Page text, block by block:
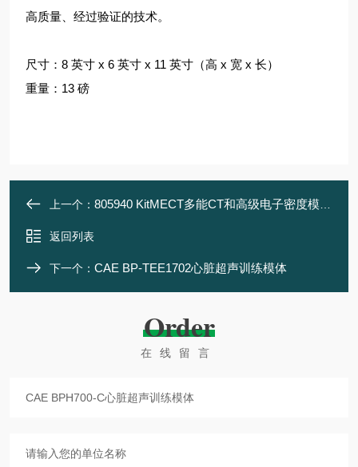
高质量、经过验证的技术。
尺寸：8 英寸 x 6 英寸 x 11 英寸（高 x 宽 x 长）
重量：13 磅
上一个： 805940 KitMECT多能CT和高级电子密度模体套装
返回列表
下一个： CAE BP-TEE1702心脏超声训练模体
Order
在线留言